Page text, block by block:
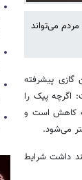
می‌تواند
گازی پیشرفته
اگرچه پیک را
کاهش است و
می‌شود.
داشت شرایط